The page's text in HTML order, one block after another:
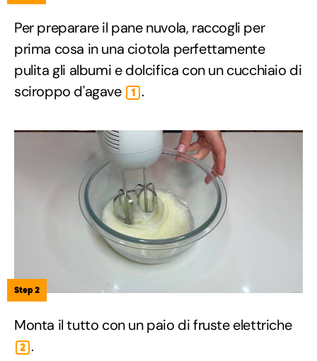
Per preparare il pane nuvola, raccogli per
prima cosa in una ciotola perfettamente
pulita gli albumi e dolcifica con un cucchiaio di
sciroppo d'agave
1 .
Step 2
Monta il tutto con un paio di fruste elettriche
2 .